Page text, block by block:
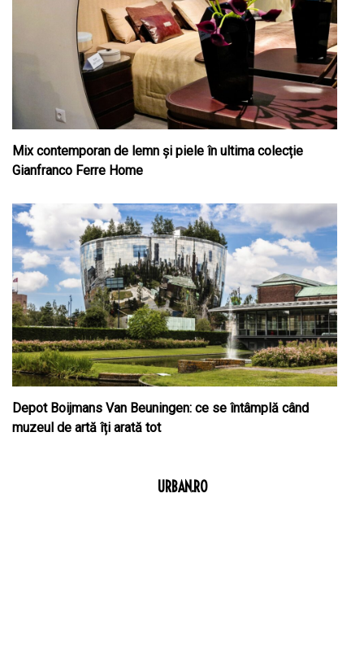
Mix contemporan de lemn şi piele în ultima colecție
Gianfranco Ferre Home
Depot Boijmans Van Beuningen: ce se întâmplă când
muzeul de artă îți arată tot
URBAN.RO